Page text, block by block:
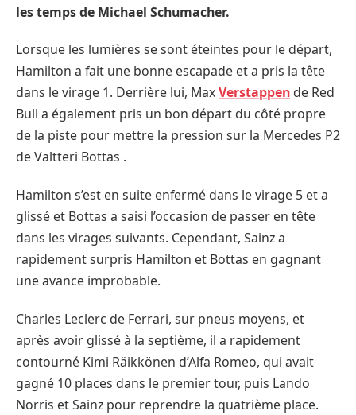
les temps de Michael Schumacher.
Lorsque les lumières se sont éteintes pour le départ,
Hamilton a fait une bonne escapade et a pris la tête
dans le virage 1. Derrière lui, MaxVerstappen de Red
Bull a également pris un bon départ du côté propre
de la piste pour mettre la pression sur la Mercedes P2
de Valtteri Bottas .
Hamilton s’est en suite enfermé dans le virage 5 et a
glissé et Bottas a saisi l’occasion de passer en tête
dans les virages suivants. Cependant, Sainz a
rapidement surpris Hamilton et Bottas en gagnant
une avance improbable.
Charles Leclerc de Ferrari, sur pneus moyens, et
après avoir glissé à la septième, il a rapidement
contourné Kimi Räikkönen d’Alfa Romeo, qui avait
gagné 10 places dans le premier tour, puis Lando
Norris et Sainz pour reprendre la quatrième place.